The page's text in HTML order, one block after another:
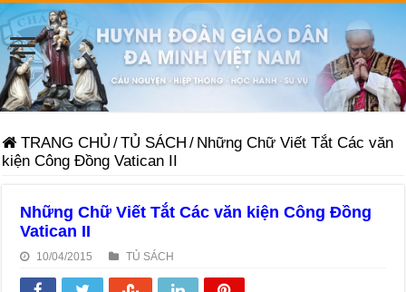
TRANG CHỦ /TỦ SÁCH / Những Chữ Viết Tắt Các văn
kiện Công Ðồng Vatican II
Những Chữ Viết Tắt Các văn kiện Công Ðồng
Vatican II
10/04/2015 TỦ SÁCH